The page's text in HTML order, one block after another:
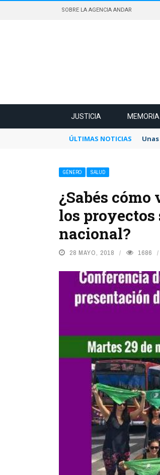
SOBRE LA AGENCIA ANDAR
JUSTICIA MEMORIA
ÚLTIMAS NOTICIAS
GÉNERO SALUD
¿Sabés
los proyectos
nacional?
28 MAYO, 2018 1686